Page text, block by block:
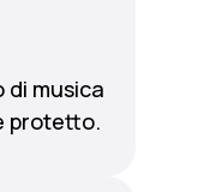
musica
protetto.